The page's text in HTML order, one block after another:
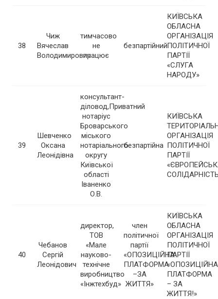
38
Чиж
Вячеслав
Володимирович
тимчасово
не
працює
безпартійний
КИЇВСЬКА
ОБЛАСНА
ОРГАНІЗАЦІЯ
ПОЛІТИЧНОЇ
ПАРТІЇ
«СЛУГА
НАРОДУ»
39
Шевченко
Оксана
Леонідівна
консультант-
діловод,Приватний
нотаріус
Броварського
міського
нотаріального
округу
Київської
області
Іваненко
О.В.
безпартійна
КИЇВСЬКА
ОРГАНІЗАЦІЯ
ПОЛІТИЧНОЇ
ПАРТІЇ
40
Чебанов
Сергій
Леонідович
директор,
ТОВ
«Мале
науково-
технічне
виробництво
«Інжтехбуд»
член
політичної
партії
«ОПОЗИЦІЙНА
ПЛАТФОРМА
–ЗА
ЖИТТЯ»
КИЇВСЬКА
ОБЛАСНА
ОРГАНІЗАЦІЯ
ПОЛІТИЧНОЇ
ПАРТІЇ
«ОПОЗИЦІЙНА
ПЛАТФОРМА
– ЗА
ЖИТТЯ!»